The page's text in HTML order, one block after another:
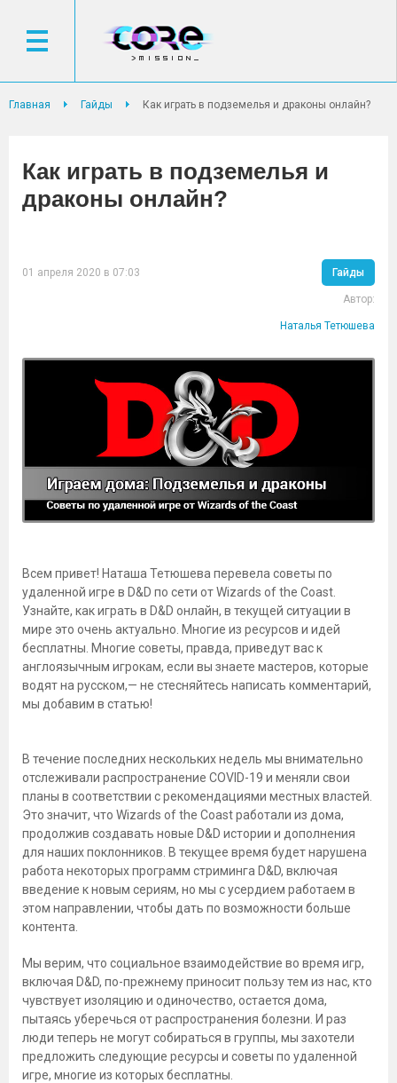
Главная Гайды Как играть в подземелья и драконы онлайн?
Как играть в подземелья и
драконы онлайн?
01 апреля 2020 в 07:03 Гайды
Автор:
Наталья Тетюшева
Всем привет! Наташа Тетюшева перевела советы по
удаленной игре в D&D по сети от Wizards of the Coast.
Узнайте, как играть в D&D онлайн, в текущей ситуации в
мире это очень актуально. Многие из ресурсов и идей
бесплатны. Многие советы, правда, приведут вас к
англоязычным игрокам, если вы знаете мастеров, которые
водят на русском,— не стесняйтесь написать комментарий,
мы добавим в статью!
В течение последних нескольких недель мы внимательно
отслеживали распространение COVID-19 и меняли свои
планы в соответствии с рекомендациями местных властей.
Это значит, что Wizards of the Coast работали из дома,
продолжив создавать новые D&D истории и дополнения
для наших поклонников. В текущее время будет нарушена
работа некоторых программ стриминга D&D, включая
введение к новым сериям, но мы с усердием работаем в
этом направлении, чтобы дать по возможности больше
контента.
Мы верим, что социальное взаимодействие во время игр,
включая D&D, по-прежнему приносит пользу тем из нас, кто
чувствует изоляцию и одиночество, остается дома,
пытаясь уберечься от распространения болезни. И раз
люди теперь не могут собираться в группы, мы захотели
предложить следующие ресурсы и советы по удаленной
игре, многие из которых бесплатны.